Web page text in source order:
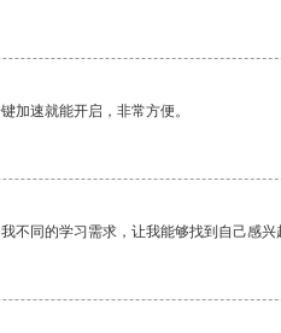
加速就能开启，非常方便。
不同的学习需求，让我能够找到自己感兴